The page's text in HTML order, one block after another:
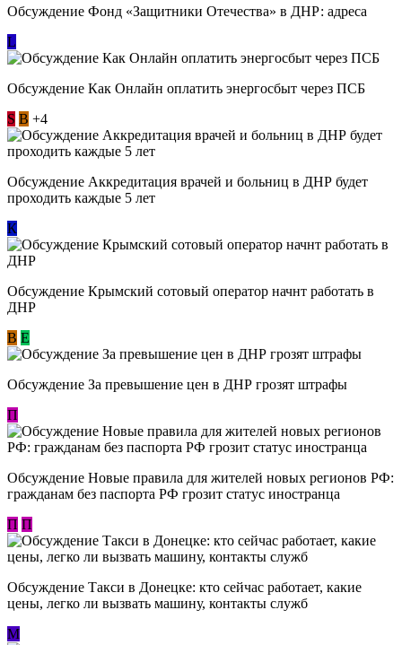
Обсуждение Фонд «Защитники Отечества» в ДНР: адреса
L
Обсуждение ​Как Онлайн оплатить энергосбыт через ПСБ
S В +4
Обсуждение Аккредитация врачей и больниц в ДНР будет
проходить каждые 5 лет
К
Обсуждение Крымский сотовый оператор начнт работать в
ДНР
В E
Обсуждение За превышение цен в ДНР грозят штрафы
П
Обсуждение Новые правила для жителей новых регионов РФ:
гражданам без паспорта РФ грозит статус иностранца
П П
Обсуждение ​Такси в Донецке: кто сейчас работает, какие
цены, легко ли вызвать машину, контакты служб
М